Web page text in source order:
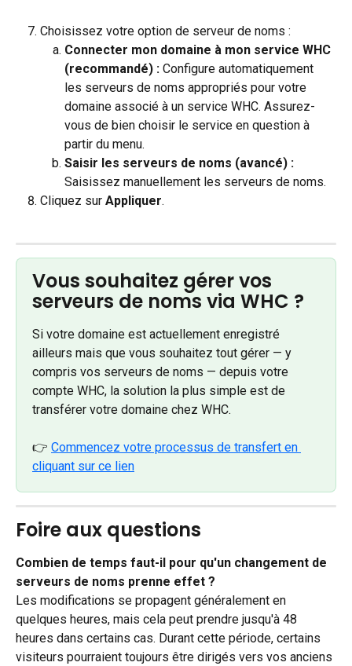
Choisissez votre option de serveur de noms :
Connecter mon domaine à mon service WHC
(recommandé) : Configure automatiquement
les serveurs de noms appropriés pour votre
domaine associé à un service WHC. Assurez-
vous de bien choisir le service en question à
partir du menu.
Saisir les serveurs de noms (avancé) :
Saisissez manuellement les serveurs de noms.
Cliquez sur Appliquer.
Vous souhaitez gérer vos
serveurs de noms via WHC ?
Si votre domaine est actuellement enregistré
ailleurs mais que vous souhaitez tout gérer — y
compris vos serveurs de noms — depuis votre
compte WHC, la solution la plus simple est de
transférer votre domaine chez WHC.
👉 Commencez votre processus de transfert en
cliquant sur ce lien
Foire aux questions
Combien de temps faut-il pour qu'un changement de
serveurs de noms prenne effet ?
Les modifications se propagent généralement en
quelques heures, mais cela peut prendre jusqu'à 48
heures dans certains cas. Durant cette période, certains
visiteurs pourraient toujours être dirigés vers vos anciens